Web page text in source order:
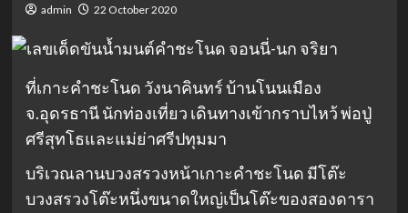
admin 22 October 2020
ที่เกาะคำชะโนด วังนาคินทร์ บ้านโนนเมือง
จ.อุดรธานี นักท่องเที่ยว เดินทางเข้ากราบไหว้ พ่อปู่
ศรีสุทโธและแม่ย่าศรีปทุมมา
บริเวณลานบวงสรวงหน้าเกาะคำชะโนด มีโต๊ะ
บวงสรวงโต๊ะหนึ่งขนาดใหญ่เป็นโต๊ะของสองดารา